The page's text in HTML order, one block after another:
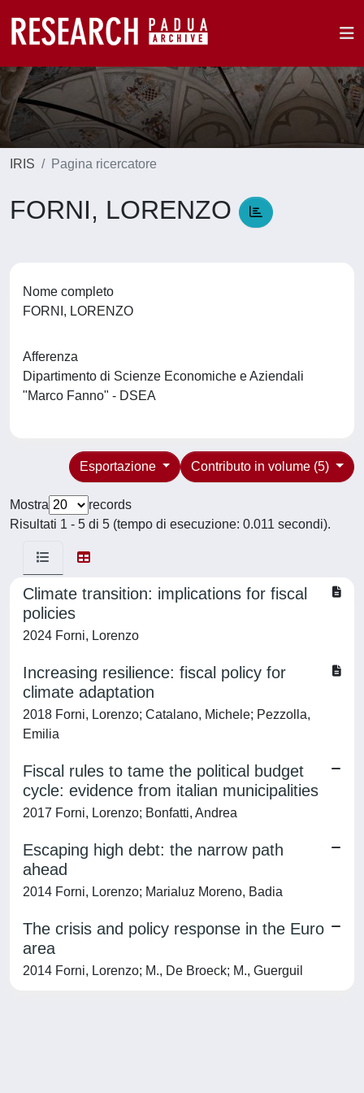
IRIS Pagina ricercatore
FORNI, LORENZO
Nome completo
FORNI, LORENZO
Afferenza
Dipartimento di Scienze Economiche e Aziendali
"Marco Fanno" - DSEA
Contributo in volume (5)
Esportazione
Mostra
records
Risultati 1 - 5 di 5 (tempo di esecuzione: 0.011 secondi).
Climate transition: implications for fiscal
policies
2024 Forni, Lorenzo
Increasing resilience: fiscal policy for
climate adaptation
2018 Forni, Lorenzo; Catalano, Michele; Pezzolla,
Emilia
Fiscal rules to tame the political budget
cycle: evidence from italian municipalities
2017 Forni, Lorenzo; Bonfatti, Andrea
Escaping high debt: the narrow path
ahead
2014 Forni, Lorenzo; Marialuz Moreno, Badia
The crisis and policy response in the Euro
area
2014 Forni, Lorenzo; M., De Broeck; M., Guerguil